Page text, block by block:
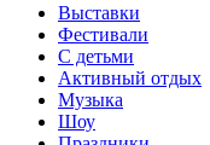
Выставки
Фестивали
С детьми
Активный отдых
Музыка
Шоу